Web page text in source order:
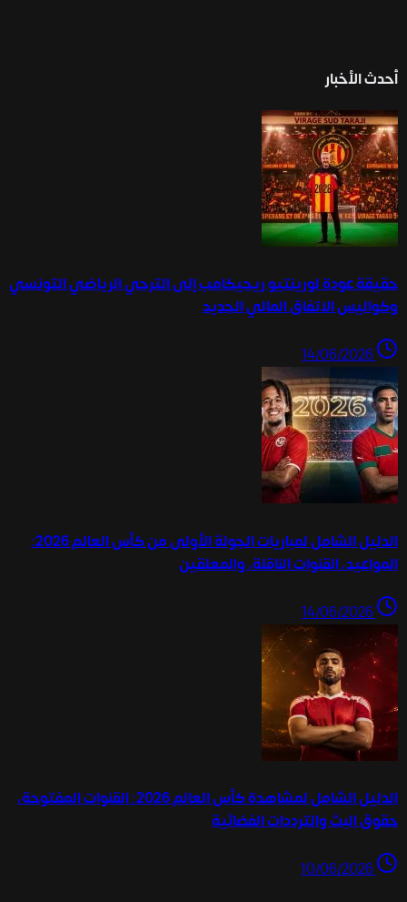
أحدث الأخبار
حقيقة عودة لورينتيو ريجيكامب إلى الترجي الرياضي التونسي
وكواليس الاتفاق المالي الجديد
14/06/2026
الدليل الشامل لمباريات الجولة الأولى من كأس العالم 2026:
المواعيد، القنوات الناقلة، والمعلقين
14/06/2026
الدليل الشامل لمشاهدة كأس العالم 2026: القنوات المفتوحة،
حقوق البث والترددات الفضائية
10/06/2026